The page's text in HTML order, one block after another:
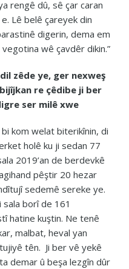
rengê dû, sê çar caran
Lê belê çareyek din
digerin, dema em
wê çavdêr dikin.”
zêde ye, ger nexweş
re çêdibe ji ber
ser milê xwe
kom welat biterikînin, di
holê ku ji sedan 77
2019’an de berdevkê
pêştir 20 hezar
sedemê sereke ye.
borî de 161
hatine kuştin. Ne tenê
malbat, heval yan
tên. Ji ber vê yekê
demar û beşa lezgîn dûr